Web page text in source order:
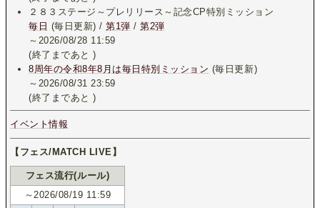
２８３ステージ～プレリリース～記念CP特別ミッション
毎日 (毎日更新) /第1弾 /第2弾
～2026/08/28 11:59
(終了まであと)
8周年の令和8年8月は毎日特別ミッション (毎日更新)
～2026/08/31 23:59
(終了まであと)
イベント情報
【フェス/MATCH LIVE】
フェス流行(ルール)
～2026/08/19 11:59